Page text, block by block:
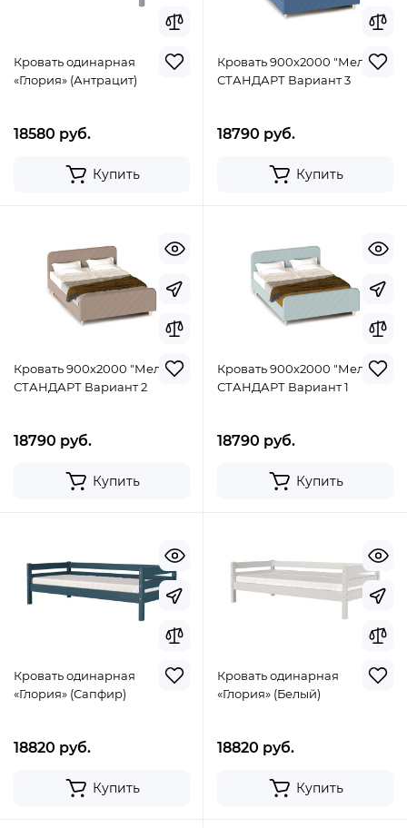
Кровать одинарная
«Глория» (Антрацит)
18580 руб.
Купить
Кровать 900х2000 "Мелоди"
СТАНДАРТ Вариант 3
18790 руб.
Купить
Кровать 900х2000 "Мелоди"
СТАНДАРТ Вариант 2
18790 руб.
Купить
Кровать 900х2000 "Мелоди"
СТАНДАРТ Вариант 1
18790 руб.
Купить
Кровать одинарная
«Глория» (Сапфир)
18820 руб.
Купить
Кровать одинарная
«Глория» (Белый)
18820 руб.
Купить